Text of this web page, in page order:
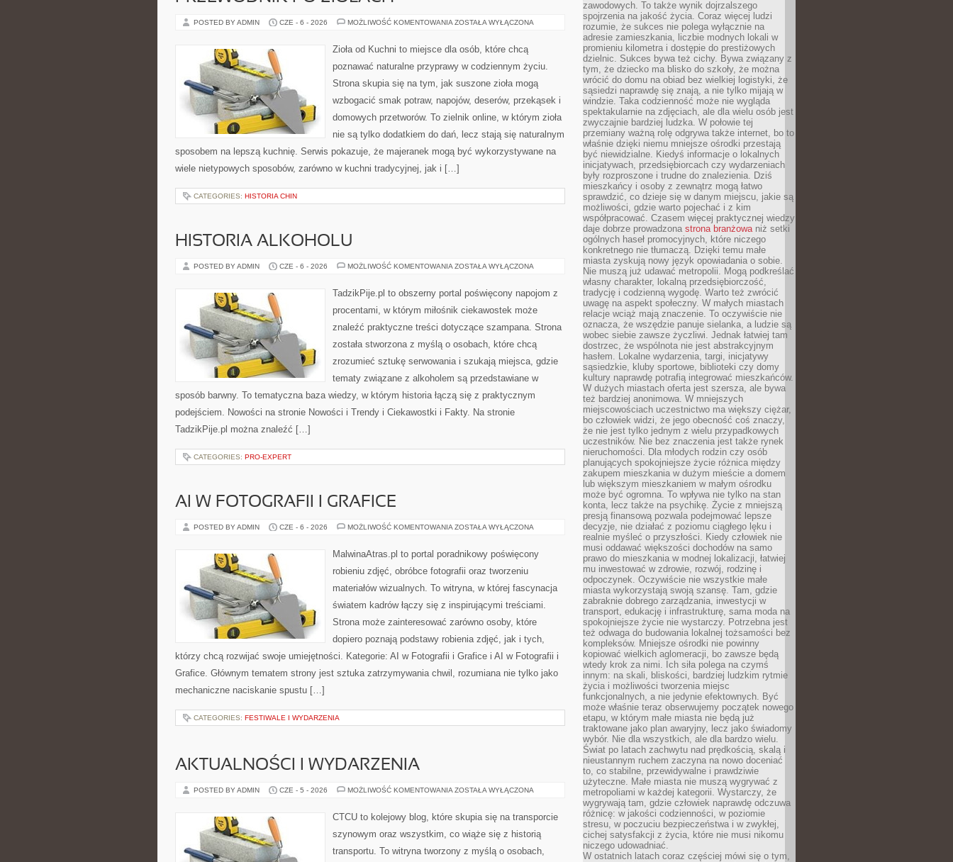
POSTED BY ADMIN CZE - 6 - 2026 MOŻLIWOŚĆ KOMENTOWANIA PRZEWODNIK
ZOSTAŁA WYŁĄCZONA
Zioła od Kuchni to miejsce dla osób, które chcą
poznawać naturalne przyprawy w codziennym życiu.
Strona skupia się na tym, jak suszone zioła mogą
wzbogacić smak potraw, napojów, deserów, przekąsek i
domowych przetworów. To zielnik online, w którym zioła
nie są tylko dodatkiem do dań, lecz stają się naturalnym
sposobem na lepszą kuchnię. Serwis pokazuje, że majeranek mogą być wykorzystywane na
wiele nietypowych sposobów, zarówno w kuchni tradycyjnej, jak i […]
CATEGORIES: HISTORIA CHIN
HISTORIA ALKOHOLU
POSTED BY ADMIN CZE - 6 - 2026 MOŻLIWOŚĆ KOMENTOWANIA HISTORIA
ZOSTAŁA WYŁĄCZONA
TadzikPije.pl to obszerny portal poświęcony napojom z
procentami, w którym miłośnik ciekawostek może
znaleźć praktyczne treści dotyczące szampana. Strona
została stworzona z myślą o osobach, które chcą
zrozumieć sztukę serwowania i szukają miejsca, gdzie
tematy związane z alkoholem są przedstawiane w
sposób barwny. To tematyczna baza wiedzy, w którym historia łączą się z praktycznym
podejściem. Nowości na stronie Nowości i Trendy i Ciekawostki i Fakty. Na stronie
TadzikPije.pl można znaleźć […]
CATEGORIES: PRO-EXPERT
AI W FOTOGRAFII I GRAFICE
POSTED BY ADMIN CZE - 6 - 2026 MOŻLIWOŚĆ KOMENTOWANIA AI
GRAFICE
ZOSTAŁA WYŁĄCZONA
MalwinaAtras.pl to portal poradnikowy poświęcony
robieniu zdjęć, obróbce fotografii oraz tworzeniu
materiałów wizualnych. To witryna, w której fascynacja
światem kadrów łączy się z inspirującymi treściami.
Strona może zainteresować zarówno osoby, które
dopiero poznają podstawy robienia zdjęć, jak i tych,
którzy chcą rozwijać swoje umiejętności. Kategorie: AI w Fotografii i Grafice i AI w Fotografii i
Grafice. Głównym tematem strony jest sztuka zatrzymywania chwil, rozumiana nie tylko jako
mechaniczne naciskanie spustu […]
CATEGORIES: FESTIWALE I WYDARZENIA
AKTUALNOŚCI I WYDARZENIA
POSTED BY ADMIN CZE - 5 - 2026 MOŻLIWOŚĆ KOMENTOWANIA AKTUALNOŚCI
ZOSTAŁA WYŁĄCZONA
CTCU to kolejowy blog, które skupia się na transporcie
szynowym oraz wszystkim, co wiąże się z historią
transportu. To witryna tworzony z myślą o osobach,
zawodowych. To także wynik dojrzalszego
spojrzenia na jakość życia. Coraz więcej ludzi
rozumie, że sukces nie polega wyłącznie na
adresie zamieszkania, liczbie modnych lokali w
promieniu kilometra i dostępie do prestiżowych
dzielnic. Sukces bywa też cichy. Bywa związany z
tym, że dziecko ma blisko do szkoły, że można
wrócić do domu na obiad bez wielkiej logistyki, że
sąsiedzi naprawdę się znają, a nie tylko mijają w
windzie. Taka codzienność może nie wygląda
spektakularnie na zdjęciach, ale dla wielu osób jest
zwyczajnie bardziej ludzka. W połowie tej
przemiany ważną rolę odgrywa także internet, bo to
właśnie dzięki niemu mniejsze ośrodki przestają
być niewidzialne. Kiedyś informacje o lokalnych
inicjatywach, przedsiębiorcach czy wydarzeniach
były rozproszone i trudne do znalezienia. Dziś
mieszkańcy i osoby z zewnątrz mogą łatwo
sprawdzić, co dzieje się w danym miejscu, jakie są
możliwości, gdzie warto pojechać i z kim
współpracować. Czasem więcej praktycznej wiedzy
daje dobrze prowadzona strona branżowaniż setki
ogólnych haseł promocyjnych, które niczego
konkretnego nie tłumaczą. Dzięki temu małe
miasta zyskują nowy język opowiadania o sobie.
Nie muszą już udawać metropolii. Mogą podkreślać
własny charakter, lokalną przedsiębiorczość,
tradycję i codzienną wygodę. Warto też zwrócić
uwagę na aspekt społeczny. W małych miastach
relacje wciąż mają znaczenie. To oczywiście nie
oznacza, że wszędzie panuje sielanka, a ludzie są
wobec siebie zawsze życzliwi. Jednak łatwiej tam
dostrzec, że wspólnota nie jest abstrakcyjnym
hasłem. Lokalne wydarzenia, targi, inicjatywy
sąsiedzkie, kluby sportowe, biblioteki czy domy
kultury naprawdę potrafią integrować mieszkańców.
W dużych miastach oferta jest szersza, ale bywa
też bardziej anonimowa. W mniejszych
miejscowościach uczestnictwo ma większy ciężar,
bo człowiek widzi, że jego obecność coś znaczy,
że nie jest tylko jednym z wielu przypadkowych
uczestników. Nie bez znaczenia jest także rynek
nieruchomości. Dla młodych rodzin czy osób
planujących spokojniejsze życie różnica między
zakupem mieszkania w dużym mieście a domem
lub większym mieszkaniem w małym ośrodku
może być ogromna. To wpływa nie tylko na stan
konta, lecz także na psychikę. Życie z mniejszą
presją finansową pozwala podejmować lepsze
decyzje, nie działać z poziomu ciągłego lęku i
realnie myśleć o przyszłości. Kiedy człowiek nie
musi oddawać większości dochodów na samo
prawo do mieszkania w modnej lokalizacji, łatwiej
mu inwestować w zdrowie, rozwój, rodzinę i
odpoczynek. Oczywiście nie wszystkie małe
miasta wykorzystają swoją szansę. Tam, gdzie
zabraknie dobrego zarządzania, inwestycji w
transport, edukację i infrastrukturę, sama moda na
spokojniejsze życie nie wystarczy. Potrzebna jest
też odwaga do budowania lokalnej tożsamości bez
kompleksów. Mniejsze ośrodki nie powinny
kopiować wielkich aglomeracji, bo zawsze będą
wtedy krok za nimi. Ich siła polega na czymś
innym: na skali, bliskości, bardziej ludzkim rytmie
życia i możliwości tworzenia miejsc
funkcjonalnych, a nie jedynie efektownych. Być
może właśnie teraz obserwujemy początek nowego
etapu, w którym małe miasta nie będą już
traktowane jako plan awaryjny, lecz jako świadomy
wybór. Nie dla wszystkich, ale dla bardzo wielu.
Świat po latach zachwytu nad prędkością, skalą i
nieustannym ruchem zaczyna na nowo doceniać
to, co stabilne, przewidywalne i prawdziwie
użyteczne. Małe miasta nie muszą wygrywać z
metropoliami w każdej kategorii. Wystarczy, że
wygrywają tam, gdzie człowiek naprawdę odczuwa
różnicę: w jakości codzienności, w poziomie
stresu, w poczuciu bezpieczeństwa i w zwykłej,
cichej satysfakcji z życia, które nie musi nikomu
niczego udowadniać.
W ostatnich latach coraz częściej mówi się o tym,